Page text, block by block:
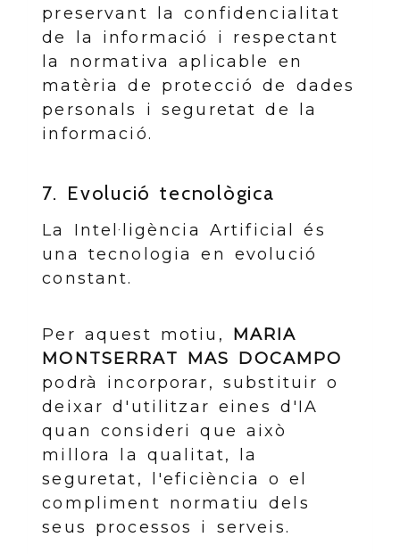
preservant la confidencialitat
de la informació i respectant
la normativa aplicable en
matèria de protecció de dades
personals i seguretat de la
informació.
7. Evolució tecnològica
La Intel·ligència Artificial és
una tecnologia en evolució
constant.
Per aquest motiu,
MARIA
MONTSERRAT MAS DOCAMPO
podrà incorporar, substituir o
deixar d'utilitzar eines d'IA
quan consideri que això
millora la qualitat, la
seguretat, l'eficiència o el
compliment normatiu dels
seus processos i serveis.